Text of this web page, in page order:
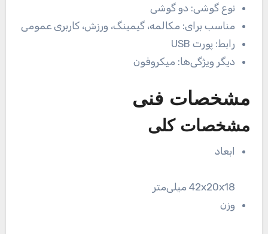
نوع گوشی: دو گوشی
مناسب برای: مکالمه، گیمینگ، ورزش، کاربری عمومی
رابط: پورت USB
دیگر ویژگی‌ها: میکروفون
مشخصات فنی
مشخصات کلی
ابعاد
42x20x18 میلی‌متر
وزن